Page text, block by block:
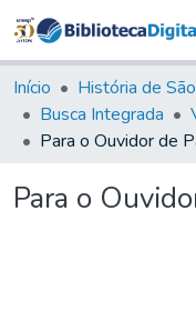
Início História de
Busca Integrada
Para o Ouvidor de
Para o